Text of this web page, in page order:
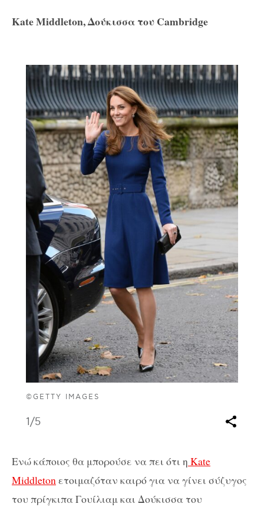
Kate Middleton, Δούκισσα του Cambridge
©GETTY IMAGES
1/5
Ενώ κάποιος θα μπορούσε να πει ότι η Kate
Middletonετοιμαζόταν καιρό για να γίνει σύζυγος
του πρίγκιπα Γουίλιαμ και Δούκισσα του